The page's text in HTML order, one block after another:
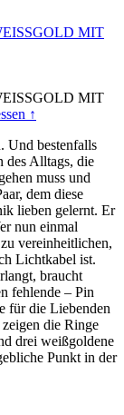
MIT
MIT
↑
Und bestenfalls
des Alltags, die
muss und
dem diese
lieben gelernt. Er
nun einmal
vereinheitlichen,
Lichtkabel ist.
braucht
fehlende – Pin
für die Liebenden
die Ringe
drei weißgoldene
Punkt in der